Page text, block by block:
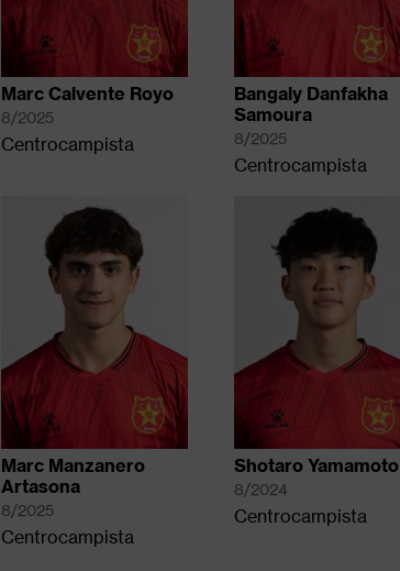
Marc Calvente Royo
8/2025
Centrocampista
Bangaly Danfakha
Samoura
8/2025
Centrocampista
Marc Manzanero
Artasona
8/2025
Centrocampista
Shotaro Yamamoto
8/2024
Centrocampista